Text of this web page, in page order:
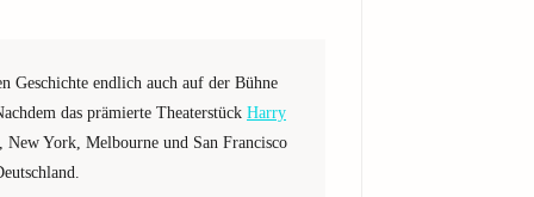
Geschichte endlich auch auf der Bühne
das prämierte Theaterstück Harry
York, Melbourne und San Francisco